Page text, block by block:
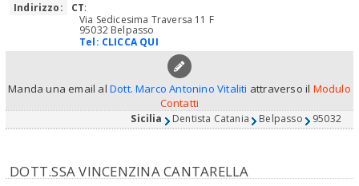
Indirizzo:
CT:
Via Sedicesima Traversa 11 F
95032 Belpasso
Tel: CLICCA QUI
Manda una email al Dott. Marco Antonino Vitaliti attraverso il Modulo
Contatti
Sicilia Dentista Catania Belpasso 95032
DOTT.SSA VINCENZINA CANTARELLA